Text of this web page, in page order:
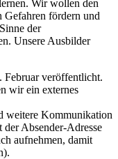
Wir wollen den
fördern und
der
Unsere Ausbilder
Februar veröffentlicht.
wir ein externes
weitere Kommunikation
der Absender-Adresse
aufnehmen, damit